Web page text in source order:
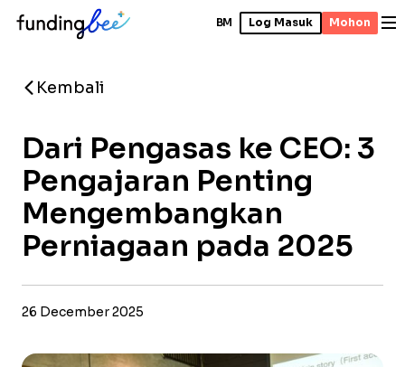
BM Log Masuk Mohon
Kembali
Dari Pengasas ke CEO: 3
Pengajaran Penting
Mengembangkan
Perniagaan pada 2025
26 December 2025